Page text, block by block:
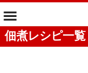
佃煮レシピ一覧